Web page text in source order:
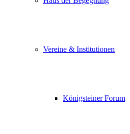
Vereine & Institutionen
Königsteiner Forum